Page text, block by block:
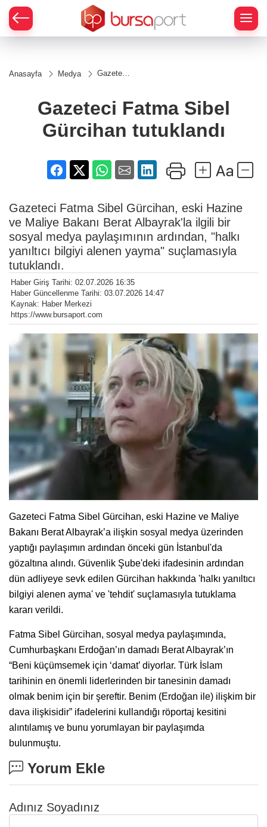
Anasayfa Medya
Gazeteci
Gürcihan
tutuklandı
Gazeteci Fatma Sibel
Gürcihan tutuklandı
Gazeteci Fatma Sibel Gürcihan, eski Hazine
ve Maliye Bakanı Berat Albayrak'la ilgili bir
sosyal medya paylaşımının ardından, "halkı
yanıltıcı bilgiyi alenen yayma" suçlamasıyla
tutuklandı.
Haber Giriş Tarihi: 02.07.2026 16:35
Haber Güncellenme Tarihi: 03.07.2026 14:47
Kaynak: Haber Merkezi
https://www.bursaport.com
Gazeteci Fatma Sibel Gürcihan, eski Hazine ve Maliye
Bakanı Berat Albayrak’a ilişkin sosyal medya üzerinden
yaptığı paylaşımın ardından önceki gün İstanbul'da
gözaltına alındı. Güvenlik Şube'deki ifadesinin ardından
dün adliyeye sevk edilen Gürcihan hakkında 'halkı yanıltıcı
bilgiyi alenen ayma' ve 'tehdit' suçlamasıyla tutuklama
kararı verildi.
Fatma Sibel Gürcihan, sosyal medya paylaşımında,
Cumhurbaşkanı Erdoğan’ın damadı Berat Albayrak’ın
“Beni küçümsemek için ‘damat’ diyorlar. Türk İslam
tarihinin en önemli liderlerinden bir tanesinin damadı
olmak benim için bir şereftir. Benim (Erdoğan ile) ilişkim bir
dava ilişkisidir” ifadelerini kullandığı röportaj kesitini
alıntılamış ve bunu yorumlayan bir paylaşımda
bulunmuştu.
Yorum Ekle
Adınız Soyadınız